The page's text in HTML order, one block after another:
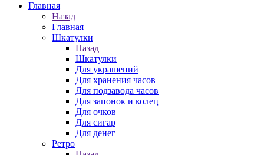
Главная
Назад
Главная
Шкатулки
Назад
Шкатулки
Для украшений
Для хранения часов
Для подзавода часов
Для запонок и колец
Для очков
Для сигар
Для денег
Ретро